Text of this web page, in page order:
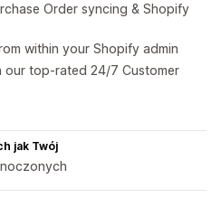
Order syncing & Shopify
within your Shopify admin
our top-rated 24/7 Customer
jak Twój